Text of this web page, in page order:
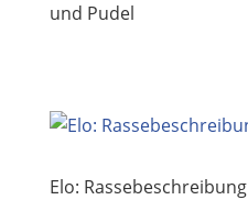
und Pudel
Elo: Rassebeschreibung